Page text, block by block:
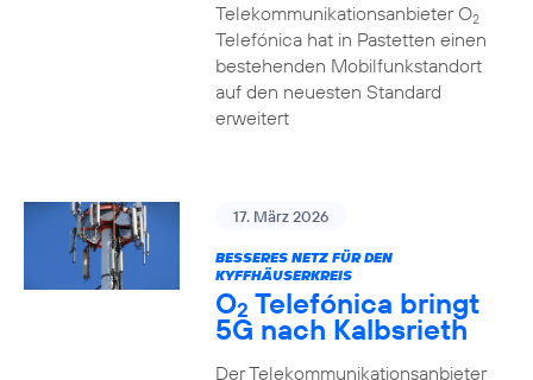
Telekommunikationsanbieter O2
Telefónica hat in Pastetten einen
bestehenden Mobilfunkstandort
auf den neuesten Standard
erweitert
17. März 2026
BESSERES NETZ FÜR DEN
KYFFHÄUSERKREIS
O2 Telefónica bringt
5G nach Kalbsrieth
Der Telekommunikationsanbieter